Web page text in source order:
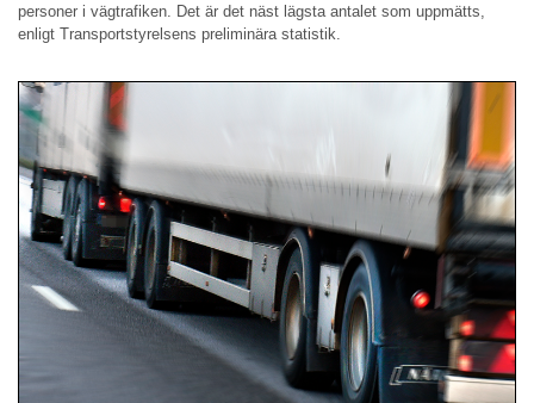
personer i vägtrafiken. Det är det näst lägsta antalet som uppmätts,
enligt Transportstyrelsens preliminära statistik.